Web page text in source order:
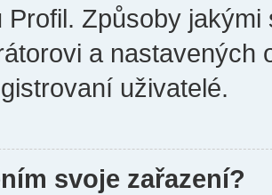
Profil. Způsoby
a nastavených
uživatelé.
svoje zařazení?